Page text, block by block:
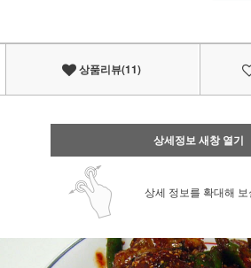
상품리뷰(11)
상세정보 새창 열기
상세 정보를 확대해